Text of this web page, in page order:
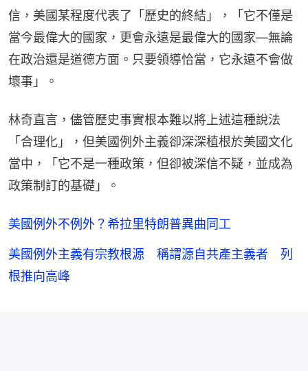
信，美國某程度代表了「歷史的終結」，「它不僅是
當今最偉大的國家，更會永遠是最偉大的國家—無論
在政治還是道德方面。只要領導恰當，它永遠不會做
壞事」。
林奇直言，儘管歷史事實根本難以將上述這種說法
「合理化」，但美國例外主義卻深深植根於美國文化
當中，「它不是一種政策，但卻被深信不疑，並成為
政策制訂的基礎」。
美國例外不例外？希拉里特朗普異曲同工
美國例外主義有宗教根源 稱謂源自共產主義者 列
根推向高峰